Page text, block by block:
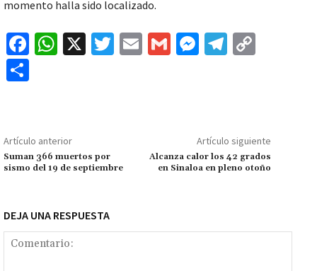
momento halla sido localizado.
Fa
o
k
W
p
p
X
T
E
G
M
ge
r
Te
m Li
n
k
p
ar
Artículo anterior
Suman 366 muertos por
sismo del 19 de septiembre
Artículo siguiente
Alcanza calor los 42 grados
en Sinaloa en pleno otoño
DEJA UNA RESPUESTA